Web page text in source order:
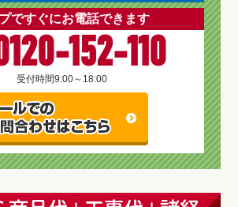
ですぐにお電話できます
152-110
受付時間9:00～18:00